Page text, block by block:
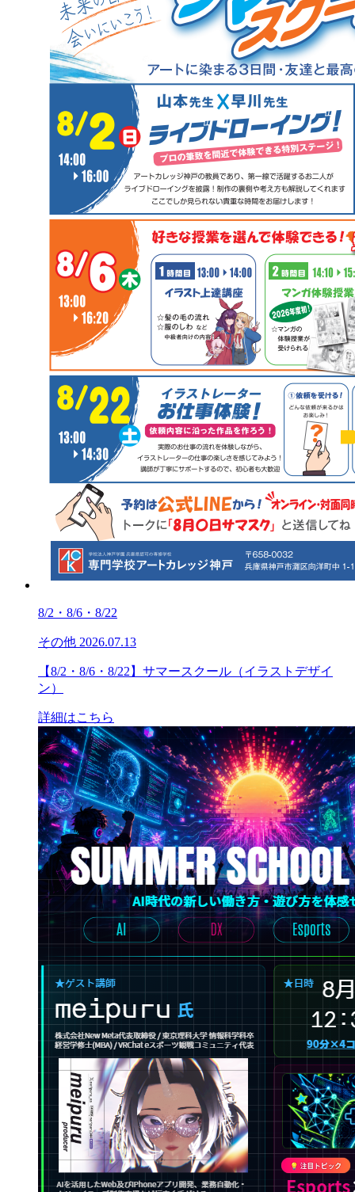
8/2・8/6・8/22
その他 2026.07.13
【8/2・8/6・8/22】サマースクール（イラストデザイ
ン）
詳細はこちら